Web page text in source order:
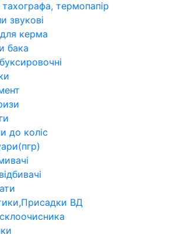
термопапір
звукові
керма
бака
до коліс
ВД